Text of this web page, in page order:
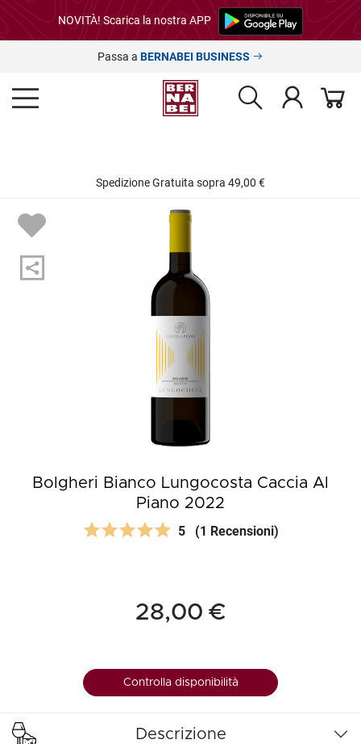
NOVITÀ! Scarica la nostra APP
Passa a BERNABEI BUSINESS
Spedizione Gratuita sopra 49,00 €
Bolgheri Bianco Lungocosta Caccia Al
Piano 2022
5 (1 Recensioni)
28,00 €
Controlla disponibilità
Descrizione